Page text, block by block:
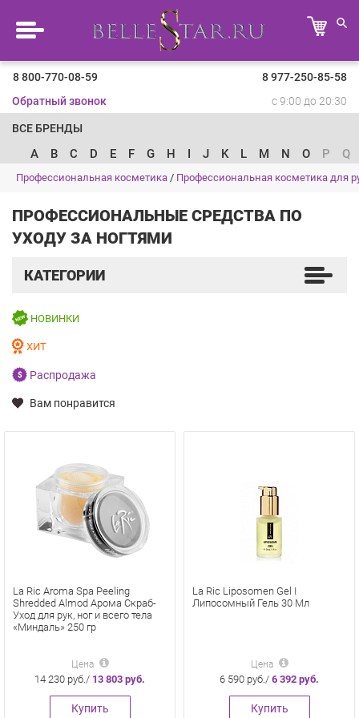
8 800-770-08-59
8 977-250-85-58
Обратный звонок
с 9:00 до 20:30
ВСЕ БРЕНДЫ
A B C D E F G H I J K L M N O P Q
Профессиональная косметика / Профессиональная косметика для
ПРОФЕССИОНАЛЬНЫЕ СРЕДСТВА ПО
УХОДУ ЗА НОГТЯМИ
КАТЕГОРИИ
НОВИНКИ
ХИТ
Распродажа
Вам понравится
La Ric Aroma Spa Peeling
Shredded Almod Арома Скраб-
Уход для рук, ног и всего тела
«Миндаль» 250 гр
Цена
14 230 руб./ 13 803 руб.
Купить
La Ric Liposomen Gel I
Липосомный Гель 30 Мл
Цена
6 590 руб./ 6 392 руб.
Купить